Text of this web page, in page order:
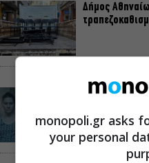
Δήμος
«Θάλασσα από
monopoli.gr asks
your personal